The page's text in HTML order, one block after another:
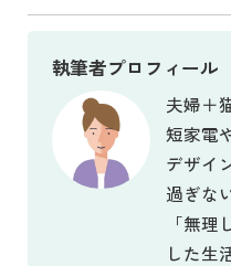
執筆者プロフィール
夫婦＋
短家電
デザイ
過ぎな
「無
した生